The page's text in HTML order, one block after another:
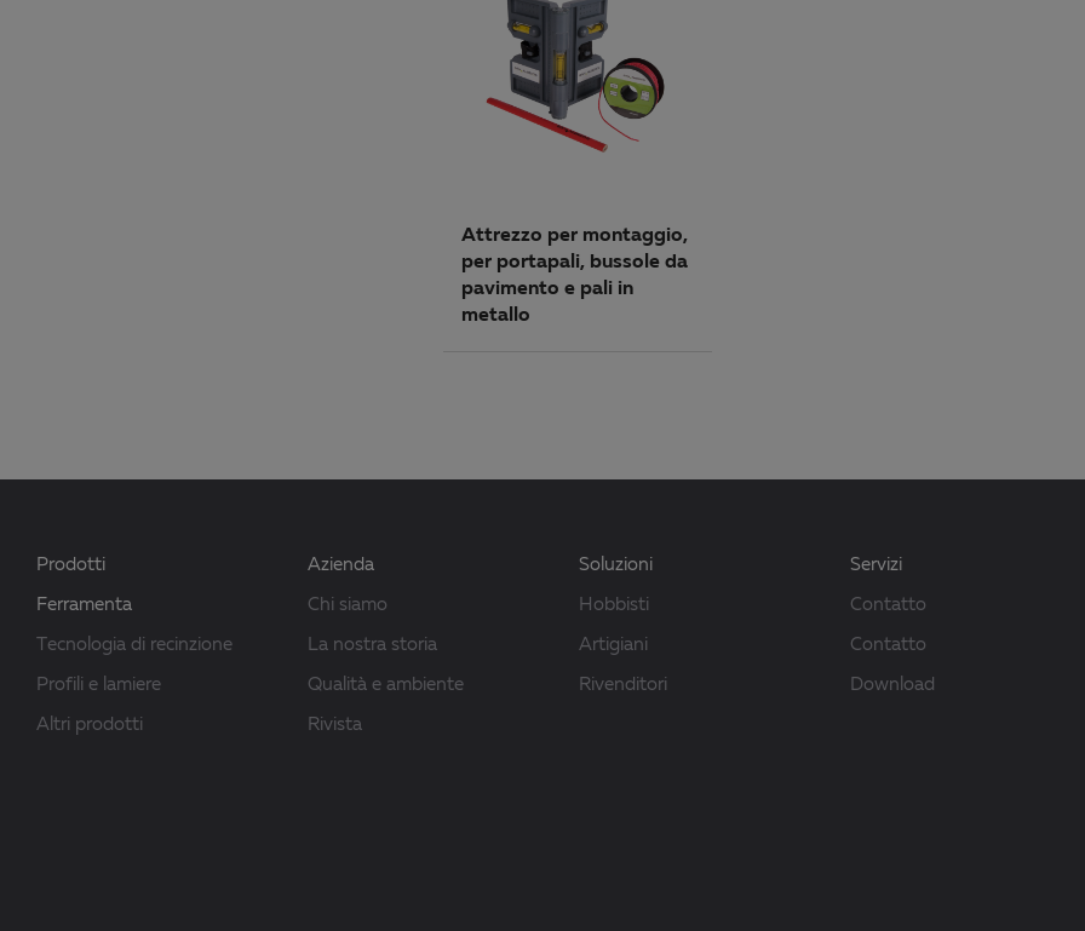
Attrezzo per montaggio,
per portapali, bussole da
pavimento e pali in
metallo
Prodotti
Ferramenta
Tecnologia di recinzione
Profili e lamiere
Altri prodotti
Azienda
Chi siamo
La nostra storia
Qualità e ambiente
Rivista
Soluzioni
Hobbisti
Artigiani
Rivenditori
Servizi
Contatto
Contatto
Download